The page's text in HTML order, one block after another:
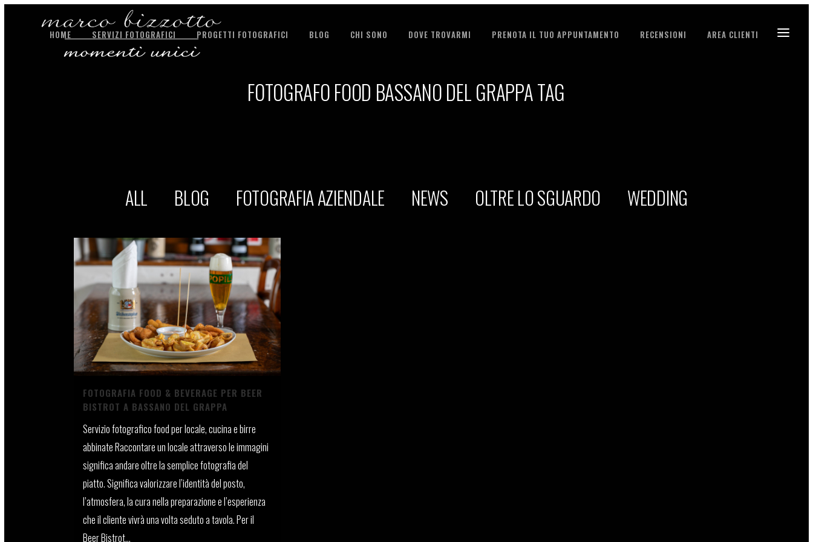
HOME SERVIZI FOTOGRAFICI PROGETTI FOTOGRAFICI BLOG CHI SONO DOVE TROVARMI PRENOTA IL TUO APPUNTAMENTO RECENSIONI AREA CLIENTI
FOTOGRAFO FOOD BASSANO DEL GRAPPA TAG
ALL BLOG FOTOGRAFIA AZIENDALE NEWS OLTRE LO SGUARDO WEDDING
FOTOGRAFIA FOOD & BEVERAGE PER BEER
BISTROT A BASSANO DEL GRAPPA
Servizio fotografico food per locale, cucina e birre
abbinate Raccontare un locale attraverso le immagini
significa andare oltre la semplice fotografia del
piatto. Significa valorizzare l’identità del posto,
l’atmosfera, la cura nella preparazione e l’esperienza
che il cliente vivrà una volta seduto a tavola. Per il
Beer Bistrot...